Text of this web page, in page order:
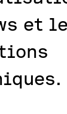
et